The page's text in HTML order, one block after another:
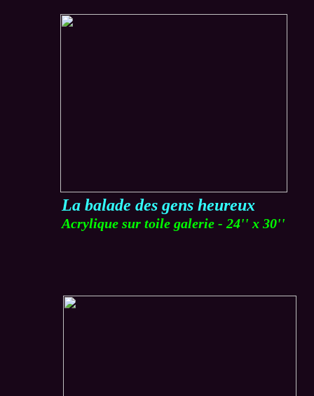
La balade des gens heureux
Acrylique sur toile galerie - 24'' x 30''